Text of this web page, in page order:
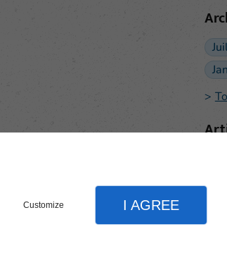
Customize I AGREE